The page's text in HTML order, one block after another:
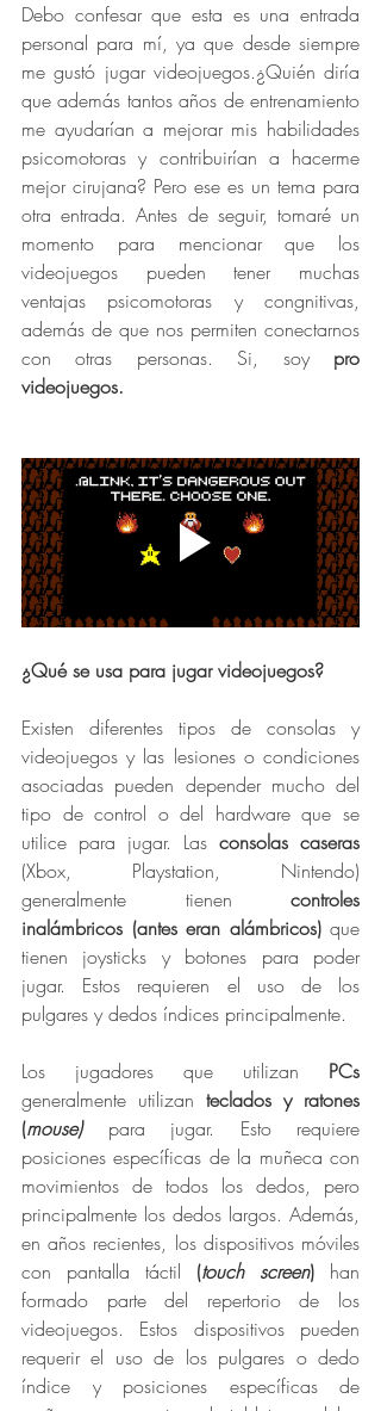
Debo confesar que esta es una entrada
personal para mí, ya que desde siempre
me gustó jugar videojuegos.¿Quién diría
que además tantos años de entrenamiento
me ayudarían a mejorar mis habilidades
psicomotoras y contribuirían a hacerme
mejor cirujana? Pero ese es un tema para
otra entrada. Antes de seguir, tomaré un
momento para mencionar que los
videojuegos pueden tener muchas
ventajas psicomotoras y congnitivas,
además de que nos permiten conectarnos
con otras personas. Si, soy pro
videojuegos.
¿Qué se usa para jugar videojuegos?
Existen diferentes tipos de consolas y
videojuegos y las lesiones o condiciones
asociadas pueden depender mucho del
tipo de control o del hardware que se
utilice para jugar. Las
(Xbox, Playstation, Nintendo)
generalmente tienen controles
inalámbricos (antes eran alámbricos) que
tienen joysticks y botones para poder
jugar. Estos requieren el uso de los
pulgares y dedos índices principalmente.
Los jugadores que utilizan PCs
generalmente utilizan teclados y ratones
(mouse) para jugar. Esto requiere
posiciones específicas de la muñeca con
movimientos de todos los dedos, pero
principalmente los dedos largos. Además,
en años recientes, los dispositivos móviles
con pantalla táctil (touch screen) han
formado parte del repertorio de los
videojuegos. Estos dispositivos pueden
requerir el uso de los pulgares o dedo
índice y posiciones específicas de